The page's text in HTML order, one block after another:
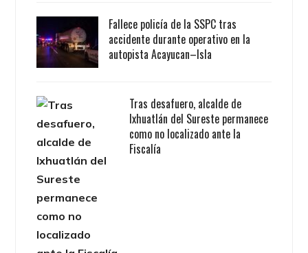
Fallece policía de la SSPC tras
accidente durante operativo en la
autopista Acayucan–Isla
Tras desafuero, alcalde de
Ixhuatlán del Sureste permanece
como no localizado ante la
Fiscalía